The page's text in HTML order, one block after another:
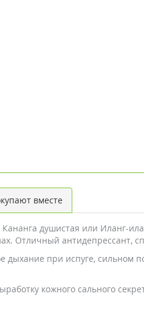
вместе
душистая или Иланг-
Отличный антидепрессант,
при испуге, сильном
кожного сального